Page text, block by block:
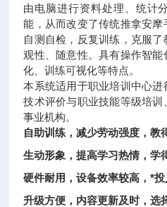
由电脑进行资料处理、统计
能，从而改变了传统推拿安摩
自测自检，反复训练，克服
观性、随意性。具有操作智
化、训练可视化等特点。
本系统适用于职业培训中心
技术评价与职业技能等级培
事业机构。
自助训练，减少劳动强度，教
生动形象，提高学习热情，学
硬件耐用，设备效率较高，*投
升级方便，内容更新及时，选